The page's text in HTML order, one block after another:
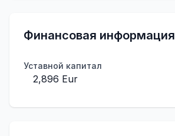
Финансовая информация
Уставной капитал
2,896 Eur